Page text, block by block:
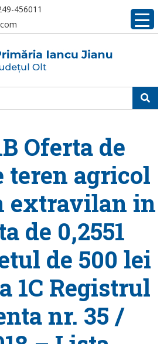
456011
Oferta de
teren agricol
extravilan in
de 0,2551
de 500 lei
1C Registrul
nr. 35 /